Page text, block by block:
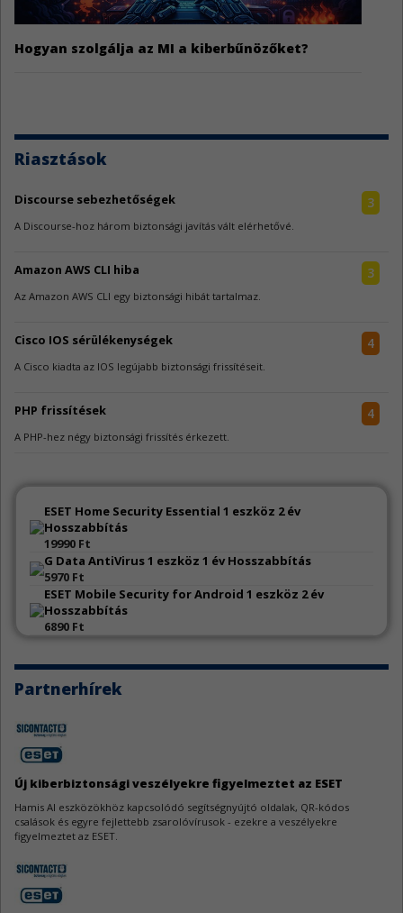
Hogyan szolgálja az MI a kiberbűnözőket?
Riasztások
3
Discourse sebezhetőségek
A Discourse-hoz három biztonsági javítás vált elérhetővé.
3
Amazon AWS CLI hiba
Az Amazon AWS CLI egy biztonsági hibát tartalmaz.
4
Cisco IOS sérülékenységek
A Cisco kiadta az IOS legújabb biztonsági frissítéseit.
4
PHP frissítések
A PHP-hez négy biztonsági frissítés érkezett.
4
Samsung alkalmazásfrissítések
A Samsung számos alkalmazásához adott ki biztonsági frissítéseket.
Zyxel biztonsági hibajavítás
A Zyxel egy biztonsági javítást adott ki egyes hálózatbiztonsági
megoldásaihoz.
4
N-able N-central hibák
Az N-able N-central két sebezhetőség miatt szorul frissítésre.
A Go jelentős mennyiségű sebezhetőség miatt kapott frissítést.
WeeChat sebezhetőségek
A WeeChat kapcsán három biztonsági hiba látott napvilágot.
AutoCAD sebezhetőségek
Az Autodesk AutoCAD szoftverek három biztonsági javítást kaptak.
ESET Home Security Essential 1 eszköz 2 év
Hosszabbítás
19990 Ft
G Data AntiVirus 1 eszköz 1 év Hosszabbítás
5970 Ft
ESET Mobile Security for Android 1 eszköz 2 év
Hosszabbítás
6890 Ft
Partnerhírek
Új kiberbiztonsági veszélyekre figyelmeztet az ESET
Hamis AI eszközökhöz kapcsolódó segítségnyújtó oldalak, QR-kódos
csalások és egyre fejlettebb zsarolóvírusok - ezekre a veszélyekre
figyelmeztet az ESET.